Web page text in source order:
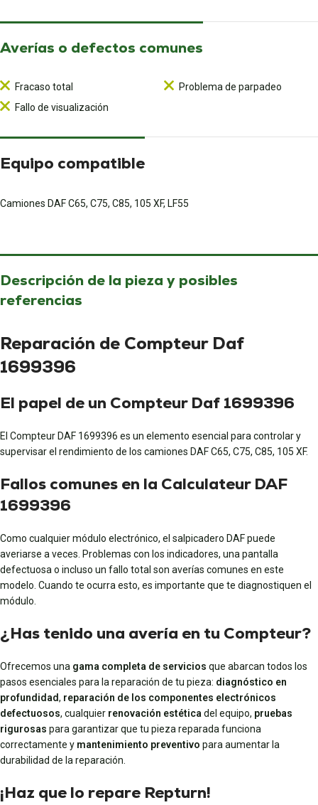
Averías o defectos comunes
Fracaso total
Fallo de visualización
Problema de parpadeo
Equipo compatible
Camiones DAF C65, C75, C85, 105 XF, LF55
Descripción de la pieza y posibles
referencias
Reparación de Compteur Daf
1699396
El papel de un Compteur Daf 1699396
El Compteur DAF 1699396 es un elemento esencial para controlar y
supervisar el rendimiento de los camiones DAF C65, C75, C85, 105 XF.
Fallos comunes en la Calculateur DAF
1699396
Como cualquier módulo electrónico, el salpicadero DAF puede
averiarse a veces. Problemas con los indicadores, una pantalla
defectuosa o incluso un fallo total son averías comunes en este
modelo. Cuando te ocurra esto, es importante que te diagnostiquen el
módulo.
¿Has tenido una avería en tu Compteur?
Ofrecemos una gama completa de servicios que abarcan todos los
pasos esenciales para la reparación de tu pieza: diagnóstico en
profundidad, reparación de los componentes electrónicos
defectuosos, cualquier renovación estética del equipo, pruebas
rigurosas para garantizar que tu pieza reparada funciona
correctamente y mantenimiento preventivo para aumentar la
durabilidad de la reparación.
¡Haz que lo repare Repturn!